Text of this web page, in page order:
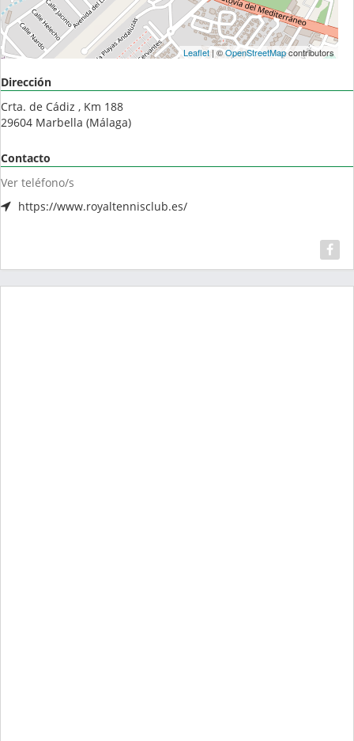
Leaflet| ©OpenStreetMapcontributors
Dirección
Crta. de Cádiz , Km 188
29604 Marbella (Málaga)
Contacto
Ver teléfono/s
https://www.royaltennisclub.es/